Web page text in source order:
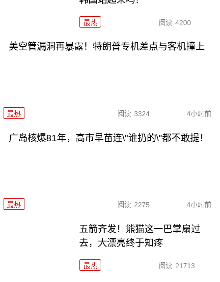
最热 阅读 4200
美空管漏洞再暴露！特朗普专机差点与客机撞上
最热 阅读 3324 4小时前
广岛核爆81年，高市早苗连\"谁扔的\"都不敢提！
最热 阅读 2275 4小时前
五箭齐发！熊猫这一巴掌扇过
去，大漂亮终于知疼
最热 阅读 21713